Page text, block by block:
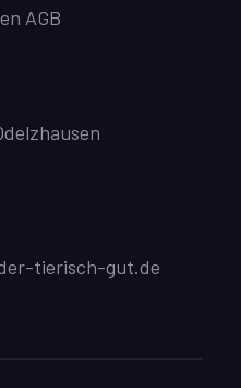
AGB
tierisch-gut.de